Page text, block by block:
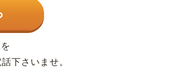
下さいませ。